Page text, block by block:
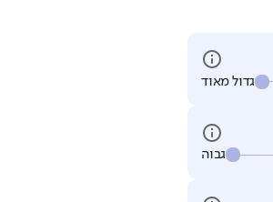
גדול מאוד
גבוה